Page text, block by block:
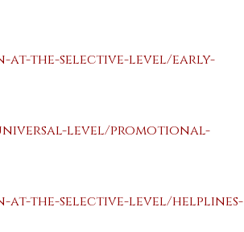
at-the-selective-level/early-
level/promotional-
the-selective-level/helplines-